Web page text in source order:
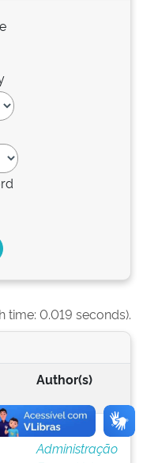
time: 0.019 seconds).
Author(s)
Escola de
Administração